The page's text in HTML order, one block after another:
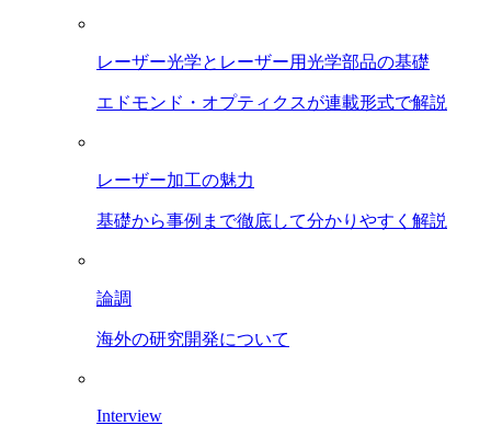
レーザー光学とレーザー用光学部品の基礎
エドモンド・オプティクスが連載形式で解説
レーザー加工の魅力
基礎から事例まで徹底して分かりやすく解説
論調
海外の研究開発について
Interview